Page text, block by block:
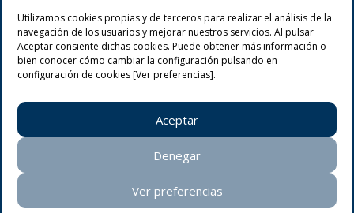
Utilizamos cookies propias y de terceros para realizar el análisis de la
navegación de los usuarios y mejorar nuestros servicios. Al pulsar
Aceptar consiente dichas cookies. Puede obtener más información o
bien conocer cómo cambiar la configuración pulsando en
configuración de cookies [Ver preferencias].
Aceptar
Denegar
Ver preferencias
COCEMFE LEÓN | Copyright © Todos los derechos